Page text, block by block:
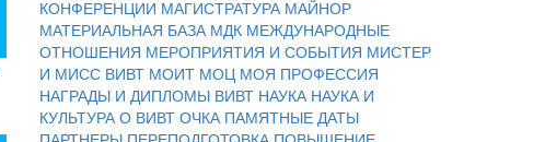
КОНФЕРЕНЦИИ МАГИСТРАТУРА МАЙНОР
МАТЕРИАЛЬНАЯ БАЗА МДК МЕЖДУНАРОДНЫЕ
ОТНОШЕНИЯ МЕРОПРИЯТИЯ И СОБЫТИЯ МИСТЕР
И МИСС ВИВТ МОИТ МОЦ МОЯ ПРОФЕССИЯ
НАГРАДЫ И ДИПЛОМЫ ВИВТ НАУКА НАУКА И
КУЛЬТУРА О ВИВТ ОЧКА ПАМЯТНЫЕ ДАТЫ